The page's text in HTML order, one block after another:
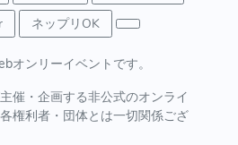
ネップリOK
オンリーイベントです。
催・企画する非公式のオンライ
権利者・団体とは一切関係ござ